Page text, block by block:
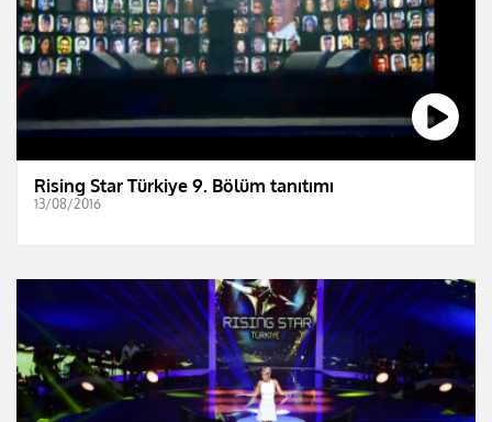
Rising Star Türkiye 9. Bölüm tanıtımı
13/08/2016